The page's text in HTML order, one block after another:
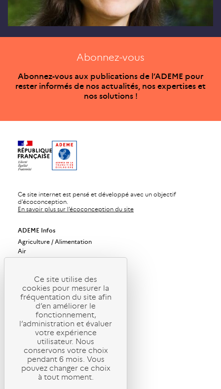
Abonnez-vous
Abonnez-vous aux publications de l’ADEME pour
rester informés de nos actualités, nos expertises et
nos solutions !
Ce site internet est pensé et développé avec un objectif
d’écoconception.
En savoir plus sur l’écoconception du site
ADEME Infos
Agriculture / Alimentation
Air
Bâtiments
Changement climatique
Économie circulaire / Déchets
Énergies
Industrie / Production durable
Mobilité / Transports
Société / Politiques publiques
Urbanisme / Territoires / Sols
ADEME Magazine
ADEME Recherche
ADEME International
ADEME Stratégie
Ce site utilise des
cookies pour mesurer la
fréquentation du site afin
d’en améliorer le
fonctionnement,
l’administration et évaluer
votre expérience
utilisateur. Nous
conservons votre choix
pendant 6 mois. Vous
pouvez changer ce choix
à tout moment.